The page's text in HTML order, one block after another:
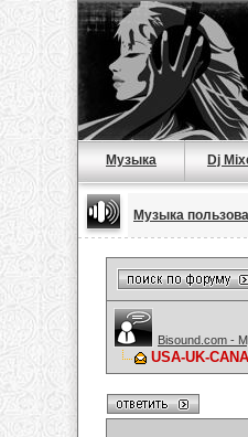
Музыка Dj
Музыка
Bisound.com -
USA-UK-